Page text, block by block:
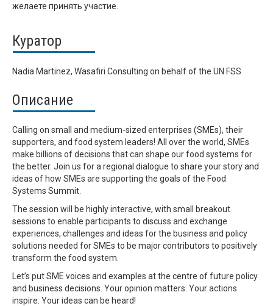
желаете принять участие.
Куратор
Nadia Martinez, Wasafiri Consulting on behalf of the UN FSS
Описание
Calling on small and medium-sized enterprises (SMEs), their
supporters, and food system leaders! All over the world, SMEs
make billions of decisions that can shape our food systems for
the better. Join us for a regional dialogue to share your story and
ideas of how SMEs are supporting the goals of the Food
Systems Summit.
The session will be highly interactive, with small breakout
sessions to enable participants to discuss and exchange
experiences, challenges and ideas for the business and policy
solutions needed for SMEs to be major contributors to positively
transform the food system.
Let’s put SME voices and examples at the centre of future policy
and business decisions. Your opinion matters. Your actions
inspire. Your ideas can be heard!